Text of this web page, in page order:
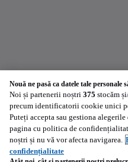
Nouă ne pasă ca datele tale personale
Noi și partenerii noștri 375 stocăm
precum identificatorii cookie unici
Puteți accepta sau gestiona
pagina cu politica de
noștri și nu vă vor afecta navigarea.
confidențialitate